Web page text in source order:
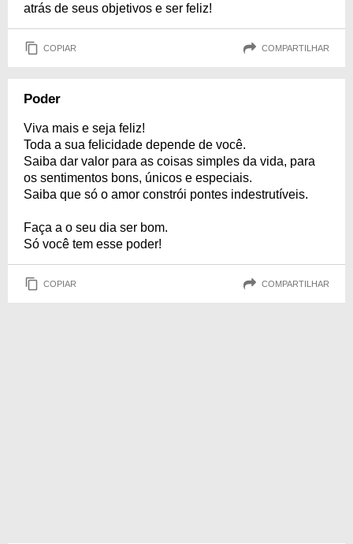
atrás de seus objetivos e ser feliz!
COPIAR COMPARTILHAR
Poder
Viva mais e seja feliz!
Toda a sua felicidade depende de você.
Saiba dar valor para as coisas simples da vida, para
os sentimentos bons, únicos e especiais.
Saiba que só o amor constrói pontes indestrutíveis.
Faça a o seu dia ser bom.
Só você tem esse poder!
COPIAR COMPARTILHAR